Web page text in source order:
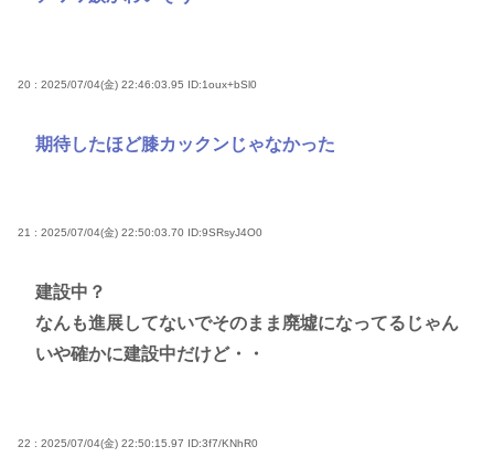
20 : 2025/07/04(金) 22:46:03.95 ID:1oux+bSl0
期待したほど膝カックンじゃなかった
21 : 2025/07/04(金) 22:50:03.70 ID:9SRsyJ4O0
建設中？
なんも進展してないでそのまま廃墟になってるじゃん
いや確かに建設中だけど・・
22 : 2025/07/04(金) 22:50:15.97 ID:3f7/KNhR0